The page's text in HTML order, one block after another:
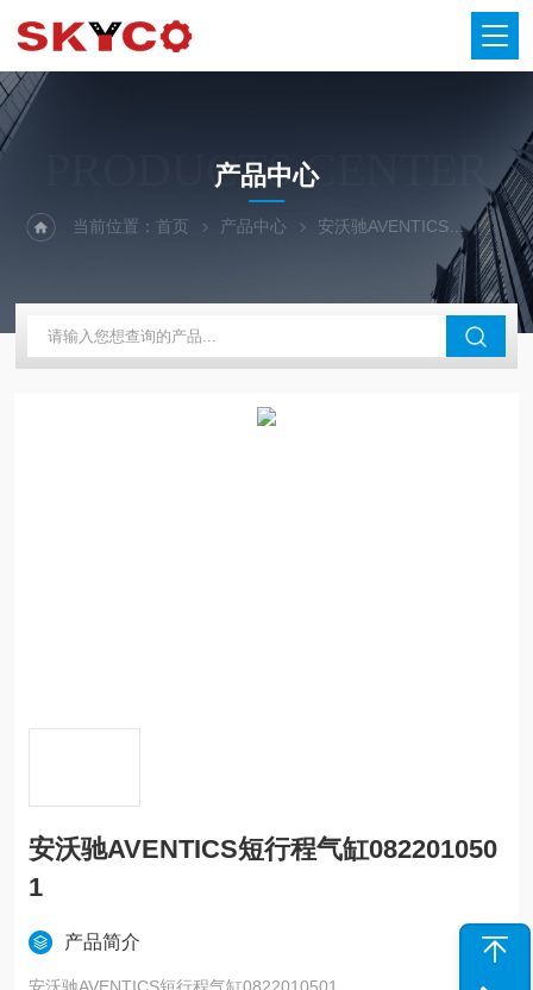
PRODUCTS CENTER
产品中心
当前位置：首页 产品中心 安沃驰AVENTICS 气缸
安沃驰AVENTICS短行程气缸082201050
1
产品简介